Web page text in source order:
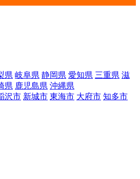
県 岐阜県 静岡県 愛知県 三重県 滋
県 鹿児島県 沖縄県
沢市 新城市 東海市 大府市 知多市